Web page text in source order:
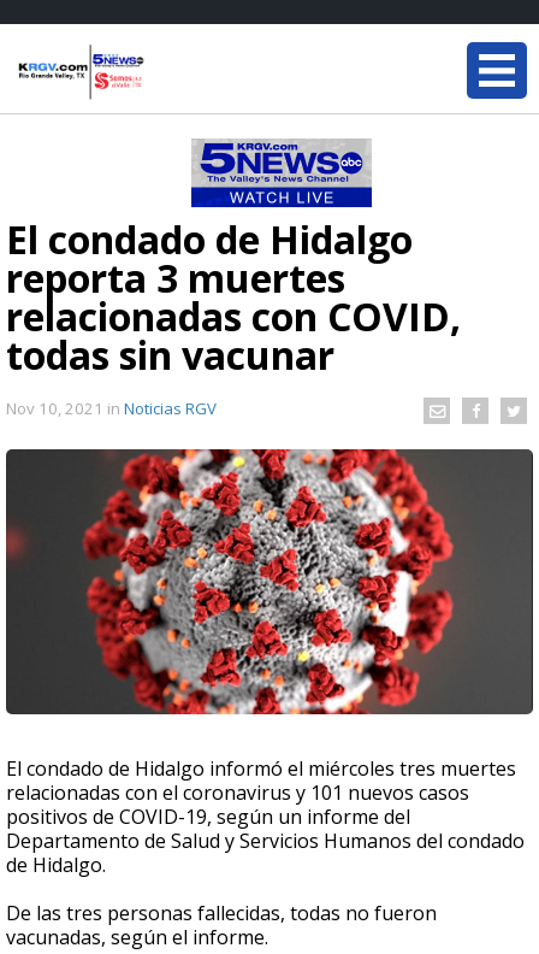
El condado de Hidalgo
reporta 3 muertes
relacionadas con COVID,
todas sin vacunar
Nov 10, 2021 in Noticias RGV
El condado de Hidalgo informó el miércoles tres muertes
relacionadas con el coronavirus y 101 nuevos casos
positivos de COVID-19, según un informe del
Departamento de Salud y Servicios Humanos del condado
de Hidalgo.
De las tres personas fallecidas, todas no fueron
vacunadas, según el informe.